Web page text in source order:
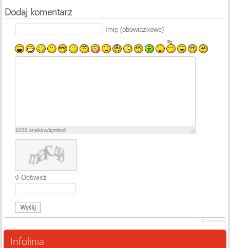
Dodaj komentarz
Imię (obowiązkowe)
1000 znaków/symboli
Odśwież
Wyślij
JComments
Infolinia